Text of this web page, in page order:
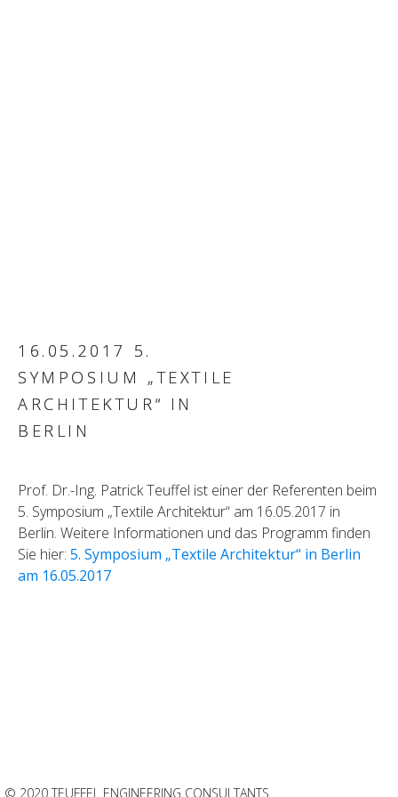
16.05.2017 5.
SYMPOSIUM „TEXTILE
ARCHITEKTUR“ IN
BERLIN
Prof. Dr.-Ing. Patrick Teuffel ist einer der Referenten beim
5. Symposium „Textile Architektur“ am 16.05.2017 in
Berlin. Weitere Informationen und das Programm finden
Sie hier: 5. Symposium „Textile Architektur“ in Berlin
am 16.05.2017
© 2020 TEUFFEL ENGINEERING CONSULTANTS